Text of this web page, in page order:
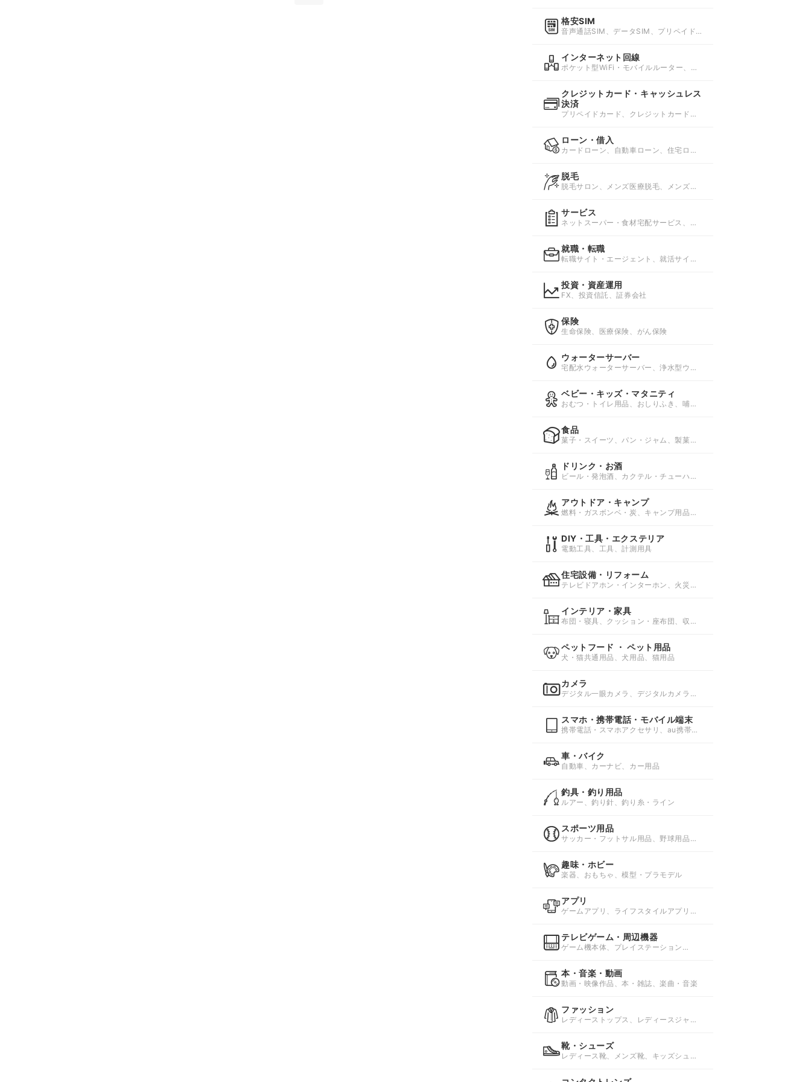
格安SIM
音声通話SIM、データSIM、プリペイド
インターネット回線
ポケット型WiFi・モバイルルーター、ホ
クレジットカード・キャッシュレス
決済
プリペイドカード、クレジットカード、
ローン・借入
カードローン、自動車ローン、住宅ロー
脱毛
脱毛サロン、メンズ医療脱毛、メンズ脱
サービス
ネットスーパー・食材宅配サービス、資
就職・転職
転職サイト・エージェント、就活サイ
投資・資産運用
FX、投資信託、証券会社
保険
生命保険、医療保険、がん保険
ウォーターサーバー
宅配水ウォーターサーバー、浄水型ウォ
ーサーバー
ベビー・キッズ・マタニティ
おむつ・トイレ用品、おしりふき、哺乳
食品
菓子・スイーツ、パン・ジャム、製菓・
ドリンク・お酒
ビール・発泡酒、カクテル・チューハイ
アウトドア・キャンプ
燃料・ガスボンベ・炭、キャンプ用品、
DIY・工具・エクステリア
電動工具、工具、計測用具
住宅設備・リフォーム
テレビドアホン・インターホン、火災警
インテリア・家具
布団・寝具、クッション・座布団、収納
ペットフード ・ ペット用品
犬・猫共通用品、犬用品、猫用品
カメラ
デジタル一眼カメラ、デジタルカメラ、
スマホ・携帯電話・モバイル端末
携帯電話・スマホアクセサリ、au携帯電
車・バイク
自動車、カーナビ、カー用品
釣具・釣り用品
ルアー、釣り針、釣り糸・ライン
スポーツ用品
サッカー・フットサル用品、野球用品、
趣味・ホビー
楽器、おもちゃ、模型・プラモデル
アプリ
ゲームアプリ、ライフスタイルアプリ、
テレビゲーム・周辺機器
ゲーム機本体、プレイステーション
3(PS3)ソフト
本・音楽・動画
動画・映像作品、本・雑誌、楽曲・音楽
ファッション
レディーストップス、レディースジャケ
靴・シューズ
レディース靴、メンズ靴、キッズシュー